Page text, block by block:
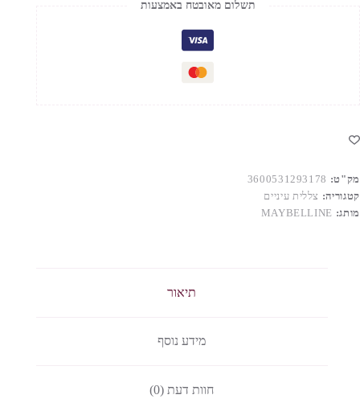
תשלום מאובטח באמצעות
מק"ט: 3600531293178
קטגוריה: צללית עיניים
מותג: MAYBELLINE
תיאור
מידע נוסף
חוות דעת (0)